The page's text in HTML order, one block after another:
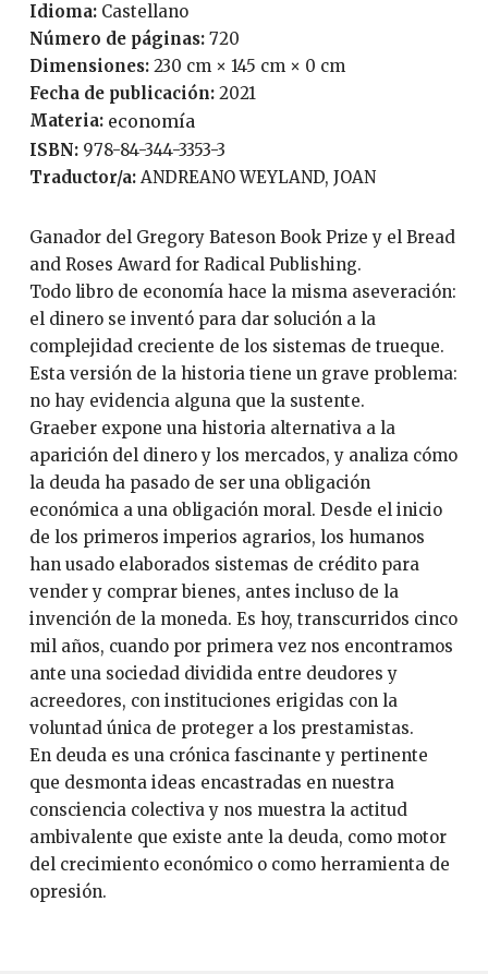
Idioma:
Castellano
Número de páginas:
720
Dimensiones: 230 cm × 145 cm × 0 cm
Fecha de publicación:
2021
Materia: economía
ISBN:
978-84-344-3353-3
Traductor/a:
ANDREANO WEYLAND, JOAN
Ganador del Gregory Bateson Book Prize y el Bread
and Roses Award for Radical Publishing.
Todo libro de economía hace la misma aseveración:
el dinero se inventó para dar solución a la
complejidad creciente de los sistemas de trueque.
Esta versión de la historia tiene un grave problema:
no hay evidencia alguna que la sustente.
Graeber expone una historia alternativa a la
aparición del dinero y los mercados, y analiza cómo
la deuda ha pasado de ser una obligación
económica a una obligación moral. Desde el inicio
de los primeros imperios agrarios, los humanos
han usado elaborados sistemas de crédito para
vender y comprar bienes, antes incluso de la
invención de la moneda. Es hoy, transcurridos cinco
mil años, cuando por primera vez nos encontramos
ante una sociedad dividida entre deudores y
acreedores, con instituciones erigidas con la
voluntad única de proteger a los prestamistas.
En deuda es una crónica fascinante y pertinente
que desmonta ideas encastradas en nuestra
consciencia colectiva y nos muestra la actitud
ambivalente que existe ante la deuda, como motor
del crecimiento económico o como herramienta de
opresión.